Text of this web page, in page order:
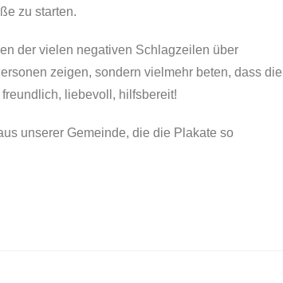
zu starten.
der vielen negativen Schlagzeilen über
zeigen, sondern vielmehr beten, dass die
liebevoll, hilfsbereit!
unserer Gemeinde, die die Plakate so